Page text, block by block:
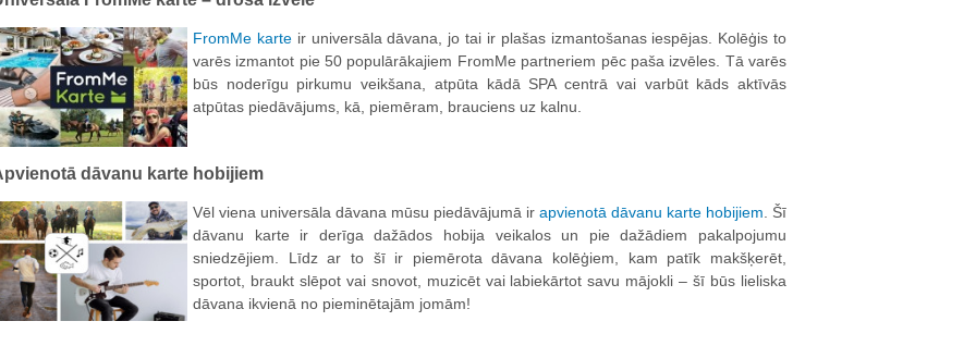
FromMe karteir universāla dāvana, jo tai ir plašas izmantošanas iespējas. Kolēģis to
varēs izmantot pie 50 populārākajiem FromMe partneriem pēc paša izvēles. Tā varēs
būs noderīgu pirkumu veikšana, atpūta kādā SPA centrā vai varbūt kāds aktīvās
atpūtas piedāvājums, kā, piemēram, brauciens uz kalnu.
dāvanu karte hobijiem
Vēl viena universāla dāvana mūsu piedāvājumā ir apvienotā dāvanu karte hobijiem . Šī
dāvanu karte ir derīga dažādos hobija veikalos un pie dažādiem pakalpojumu
sniedzējiem. Līdz ar to šī ir piemērota dāvana kolēģiem, kam patīk makšķerēt,
sportot, braukt slēpot vai snovot, muzicēt vai labiekārtot savu mājokli – šī būs lieliska
dāvana ikvienā no pieminētajām jomām!